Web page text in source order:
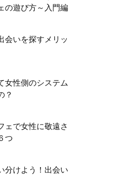
の遊び方～入門編
会いを探すメリッ
女性側のシステム
？
ェで女性に敬遠さ
つ
分けよう！出会い